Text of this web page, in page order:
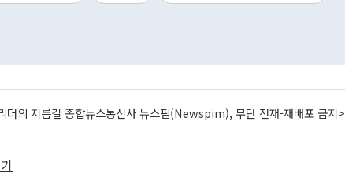
더의 지름길 종합뉴스통신사 뉴스핌(Newspim), 무단 전재-재배포 금지>